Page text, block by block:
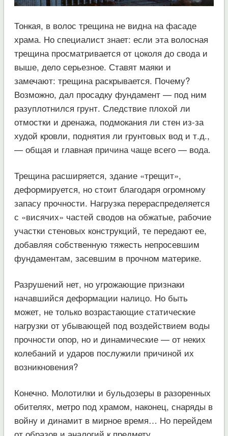
Тонкая, в волос трещина не видна на фасаде
храма. Но специалист знает: если эта волосная
трещина просматривается от цоколя до свода и
выше, дело серьезное. Ставят маяки и
замечают: трещина раскрывается. Почему?
Возможно, дал просадку фундамент — под ним
разуплотнился грунт. Следствие плохой ли
отмостки и дренажа, подмокания ли стен из-за
худой кровли, поднятия ли грунтовых вод и т.д.,
— общая и главная причина чаще всего — вода.
Трещина расширяется, здание «трещит»,
деформируется, но стоит благодаря огромному
запасу прочности. Нагрузка перераспределяется
с «висячих» частей сводов на обжатые, рабочие
участки стеновых конструкций, те передают ее,
добавляя собственную тяжесть непросевшим
фундаментам, засевшим в прочном материке.
Разрушений нет, но угрожающие признаки
начавшийся деформации налицо. Но быть
может, не только возрастающие статические
нагрузки от убывающей под воздействием воды
прочности опор, но и динамические — от неких
колебаний и ударов послужили причиной их
возникновения?
Конечно. Молотилки и бульдозеры в разоренных
обителях, метро под храмом, наконец, снаряды в
войну и динамит в мирное время… Но перейдем